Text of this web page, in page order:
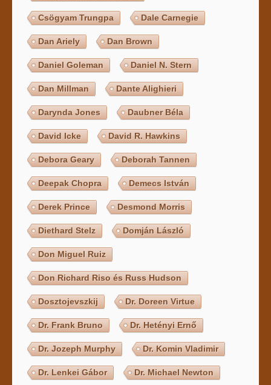
Csögyam Trungpa Dale Carnegie
Dan Ariely Dan Brown
Daniel Goleman Daniel N. Stern
Dan Millman Dante Alighieri
Darynda Jones Daubner Béla
David Icke David R. Hawkins
Debora Geary Deborah Tannen
Deepak Chopra Demecs István
Derek Prince Desmond Morris
Diethard Stelz Domján László
Don Miguel Ruiz
Don Richard Riso és Russ Hudson
Dosztojevszkij Dr. Doreen Virtue
Dr. Frank Bruno Dr. Hetényi Ernő
Dr. Jozeph Murphy Dr. Komin Vladimir
Dr. Lenkei Gábor Dr. Michael Newton